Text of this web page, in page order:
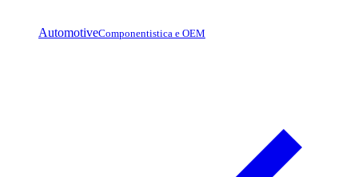
AutomotiveComponentistica e OEM